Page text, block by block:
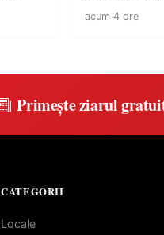
acum 4 ore
Primește ziarul
CATEGORII
Locale